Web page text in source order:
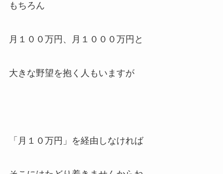
もちろん
月１００万円、月１０００万円と
大きな野望を抱く人もいますが
「月１０万円」を経由しなければ